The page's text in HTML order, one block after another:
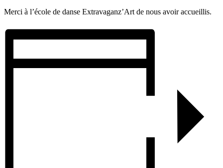
Merci à l’école de danse Extravaganz’Art de nous avoir accueillis.